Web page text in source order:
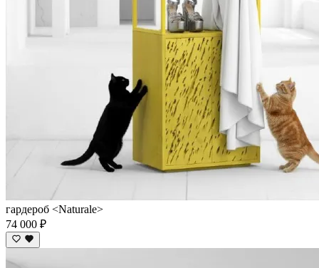
гардероб <Naturale>
74 000 ₽